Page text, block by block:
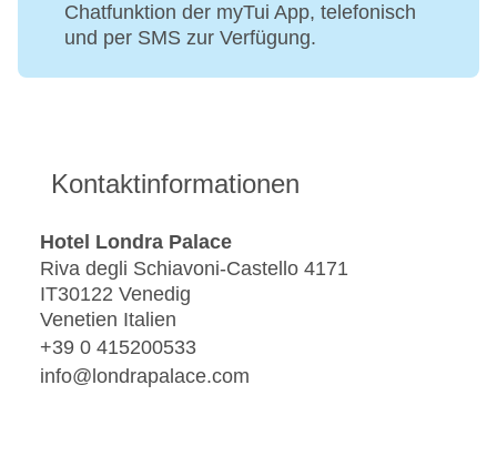
Chatfunktion der myTui App, telefonisch
und per SMS zur Verfügung.
Kontaktinformationen
Hotel Londra Palace
Riva degli Schiavoni-Castello 4171
IT30122 Venedig
Venetien Italien
+39 0 415200533
info@londrapalace.com